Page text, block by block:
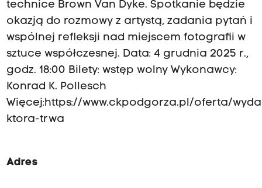
technice Brown Van Dyke. Spotkanie będzie
okazją do rozmowy z artystą, zadania pytań i
wspólnej refleksji nad miejscem fotografii w
sztuce współczesnej. Data: 4 grudnia 2025 r.,
godz. 18:00 Bilety: wstęp wolny Wykonawcy:
Konrad K. Pollesch
Więcej:https://www.ckpodgorza.pl/oferta/
ktora-trwa
Adres